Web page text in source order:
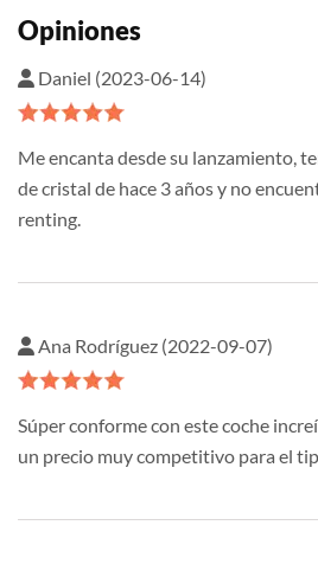
Opiniones
Daniel (2023-06-14)
Me encanta desde su lanzamiento,
de cristal de hace 3 años y no
renting.
Ana Rodríguez (2022-09-07)
Súper conforme con este coche
un precio muy competitivo para el